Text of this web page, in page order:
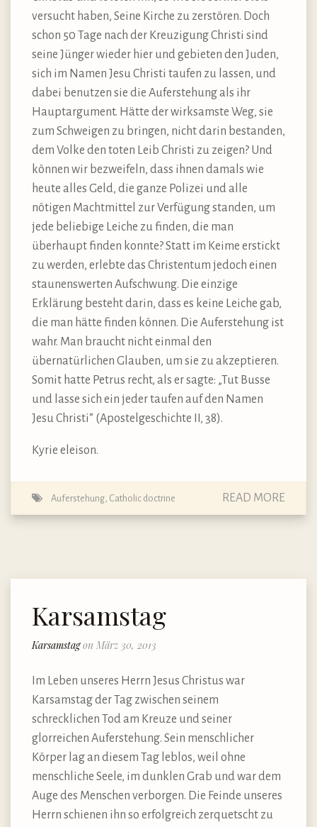
versucht haben, Seine Kirche zu zerstören. Doch
schon 50 Tage nach der Kreuzigung Christi sind
seine Jünger wieder hier und gebieten den Juden,
sich im Namen Jesu Christi taufen zu lassen, und
dabei benutzen sie die Auferstehung als ihr
Hauptargument. Hätte der wirksamste Weg, sie
zum Schweigen zu bringen, nicht darin bestanden,
dem Volke den toten Leib Christi zu zeigen? Und
können wir bezweifeln, dass ihnen damals wie
heute alles Geld, die ganze Polizei und alle
nötigen Machtmittel zur Verfügung standen, um
jede beliebige Leiche zu finden, die man
überhaupt finden konnte? Statt im Keime erstickt
zu werden, erlebte das Christentum jedoch einen
staunenswerten Aufschwung. Die einzige
Erklärung besteht darin, dass es keine Leiche gab,
die man hätte finden können. Die Auferstehung ist
wahr. Man braucht nicht einmal den
übernatürlichen Glauben, um sie zu akzeptieren.
Somit hatte Petrus recht, als er sagte: „Tut Busse
und lasse sich ein jeder taufen auf den Namen
Jesu Christi” (Apostelgeschichte II, 38).
Kyrie eleison.
Auferstehung Catholic doctrine READ MORE
Karsamstag
Karsamstagon März 30, 2013
Im Leben unseres Herrn Jesus Christus war
Karsamstag der Tag zwischen seinem
schrecklichen Tod am Kreuze und seiner
glorreichen Auferstehung. Sein menschlicher
Körper lag an diesem Tag leblos, weil ohne
menschliche Seele, im dunklen Grab und war dem
Auge des Menschen verborgen. Die Feinde unseres
Herrn schienen ihn so erfolgreich zerquetscht zu